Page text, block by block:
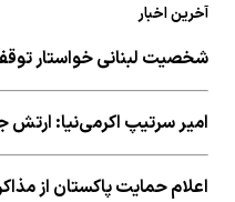
آخرین اخبار
شخصیت لبنانی خواستار
امیر سرتیپ اكرمی‌نیا: ارتش
اعلام حمایت پاکستان از